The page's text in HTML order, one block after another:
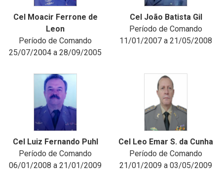
Cel Moacir Ferrone de
Leon
Período de Comando
25/07/2004 a 28/09/2005
Cel João Batista Gil
Período de Comando
11/01/2007 a 21/05/2008
Cel Luiz Fernando Puhl
Período de Comando
06/01/2008 a 21/01/2009
Cel Leo Emar S. da Cunha
Período de Comando
21/01/2009 a 03/05/2009